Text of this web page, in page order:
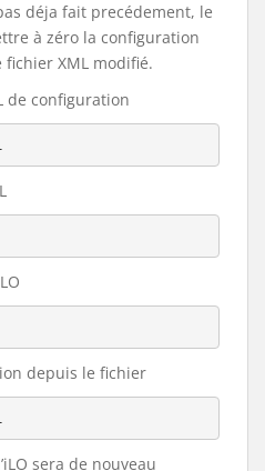
déja fait precédement, le
à zéro la configuration
fichier XML modifié.
de configuration
depuis le fichier
sera de nouveau